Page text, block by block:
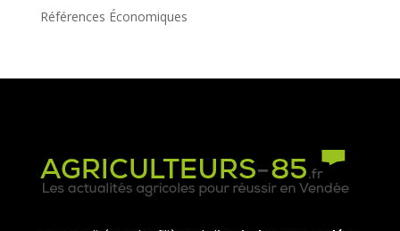
Références Économiques